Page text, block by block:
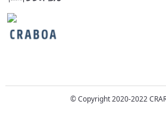
© Copyright 2020-2022